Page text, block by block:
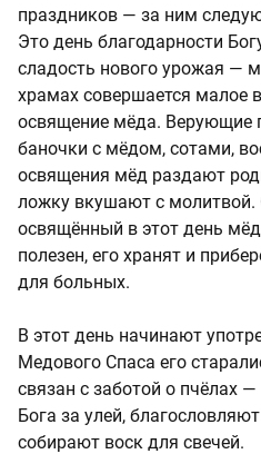
праздников — за ним
Это день благодарности
сладость нового урожая —
храмах совершается малое
освящение мёда. Верующие
баночки с мёдом, сотами,
освящения мёд раздают
ложку вкушают с молитвой.
освящённый в этот день
полезен, его хранят и
для больных.
В этот день начинают
Медового Спаса его
связан с заботой о пчёлах
Бога за улей,
собирают воск для свечей.